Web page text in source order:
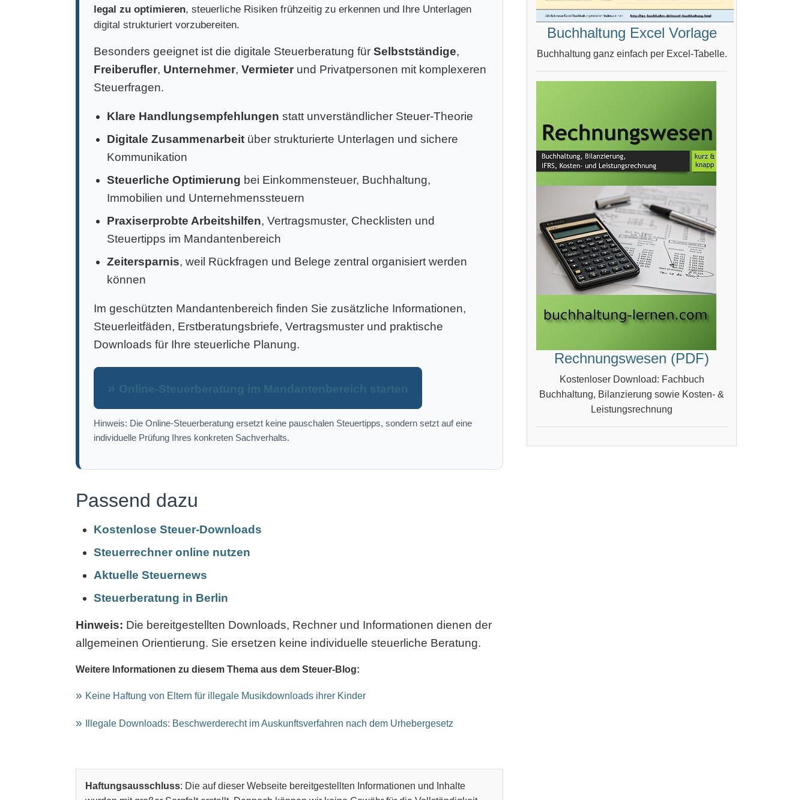
legal zu optimieren, steuerliche Risiken frühzeitig zu erkennen und Ihre Unterlagen
digital strukturiert vorzubereiten.
Besonders geeignet ist die digitale Steuerberatung für Selbstständige,
Freiberufler, Unternehmer, Vermieter und Privatpersonen mit komplexeren
Steuerfragen.
Klare Handlungsempfehlungen statt unverständlicher Steuer-Theorie
Digitale Zusammenarbeit über strukturierte Unterlagen und sichere
Kommunikation
Steuerliche Optimierung bei Einkommensteuer, Buchhaltung,
Immobilien und Unternehmenssteuern
Praxiserprobte Arbeitshilfen, Vertragsmuster, Checklisten und
Steuertipps im Mandantenbereich
Zeitersparnis, weil Rückfragen und Belege zentral organisiert werden
können
Im geschützten Mandantenbereich finden Sie zusätzliche Informationen,
Steuerleitfäden, Erstberatungsbriefe, Vertragsmuster und praktische
Downloads für Ihre steuerliche Planung.
Online-Steuerberatung im Mandantenbereich starten
Hinweis: Die Online-Steuerberatung ersetzt keine pauschalen Steuertipps, sondern setzt auf eine
individuelle Prüfung Ihres konkreten Sachverhalts.
Passend dazu
Kostenlose Steuer-Downloads
Steuerrechner online nutzen
Aktuelle Steuernews
Steuerberatung in Berlin
Hinweis: Die bereitgestellten Downloads, Rechner und Informationen dienen der
allgemeinen Orientierung. Sie ersetzen keine individuelle steuerliche Beratung.
Weitere Informationen zu diesem Thema aus dem Steuer-Blog:
Keine Haftung von Eltern für illegale Musikdownloads ihrer Kinder
Illegale Downloads: Beschwerderecht im Auskunftsverfahren nach dem Urhebergesetz
Haftungsausschluss: Die auf dieser Webseite bereitgestellten Informationen und Inhalte
Buchhaltung Excel Vorlage
Buchhaltung ganz einfach per Excel-Tabelle.
Rechnungswesen (PDF)
Kostenloser Download: Fachbuch
Buchhaltung, Bilanzierung sowie Kosten- &
Leistungsrechnung